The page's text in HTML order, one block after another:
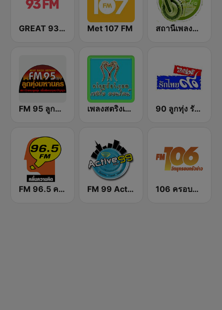
GREAT 93 | ONLINE Met 107 FM สถานีเพลงสตริง Request Radio
FM 95 ลูกทุ่งมหานคร อสมท เพลงสตริงเก่า Eingdoi Radio 90 ลูกทุ่ง รักไทย
FM 96.5 คลื่นความคิด Thinking Radio FM 99 Active Radio 106 ครอบครัวข่าว